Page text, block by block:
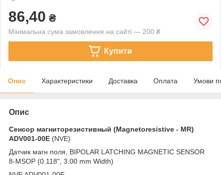
86,40 ₴
Мінімальна сума замовлення на сайті — 200 ₴
Купити
Опис Характеристики Доставка Оплата Умови
Опис
Сенсор магниторезистивный (Magnetoresistive - MR)
ADV001-00E (NVE)
Датчик магн поля, BIPOLAR LATCHING MAGNETIC SENSOR
8-MSOP (0.118", 3.00 mm Width)